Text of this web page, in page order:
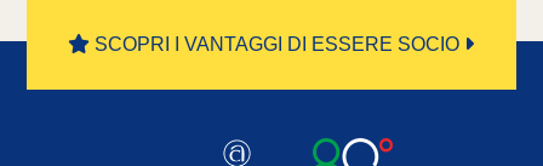
SCOPRI I VANTAGGI DI ESSERE SOCIO